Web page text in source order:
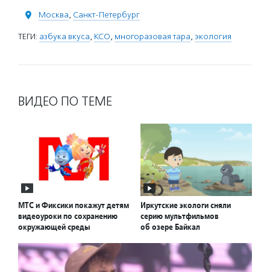
Москва, Санкт-Петербург
ТЕГИ: азбука вкуса, КСО, многоразовая тара, экология
ВИДЕО ПО ТЕМЕ
МТС и Фиксики покажут детям
видеоуроки по сохранению
окружающей среды
Иркутские экологи сняли
серию мультфильмов
об озере Байкал